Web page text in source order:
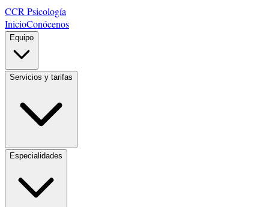
CCR Psicología
InicioConócenos
Equipo
Servicios y tarifas
Especialidades